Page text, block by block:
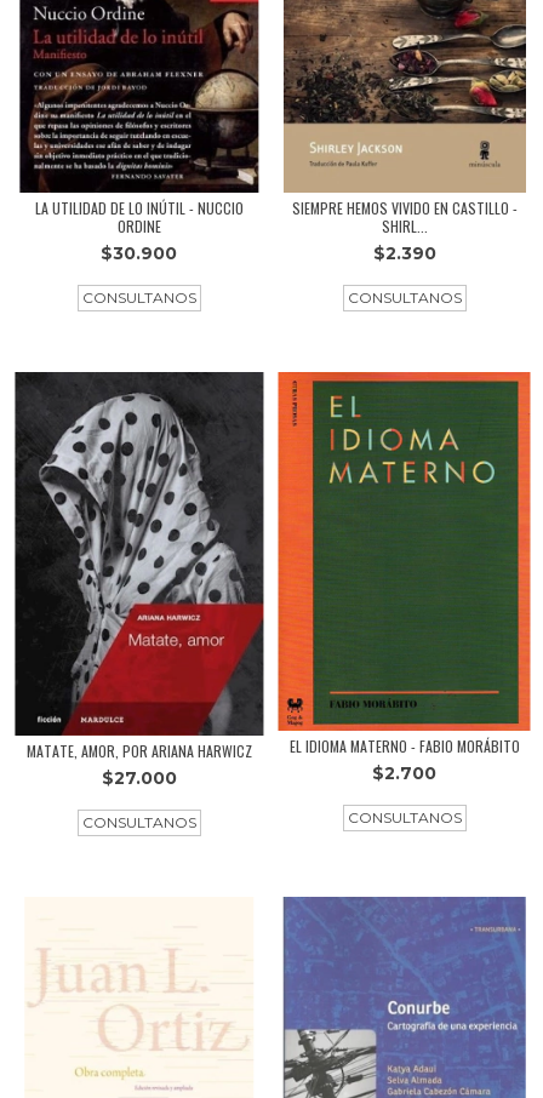
LA UTILIDAD DE LO INÚTIL - NUCCIO
ORDINE
$30.900
SIEMPRE HEMOS VIVIDO EN CASTILLO -
SHIRL...
$2.390
MATATE, AMOR, POR ARIANA HARWICZ
$27.000
EL IDIOMA MATERNO - FABIO MORÁBITO
$2.700